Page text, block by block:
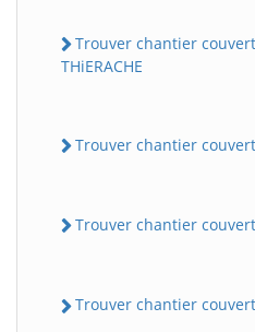
Trouver chantier
THiERACHE
Trouver chantier
Trouver chantier
Trouver chantier